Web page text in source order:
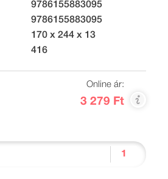
9786155883095
9786155883095
170 x 244 x 13
416
Online ár:
3 279 Ft